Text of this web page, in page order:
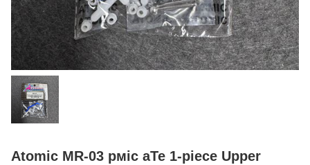
Atomic MR-03 рміс aTe 1-piece Upper